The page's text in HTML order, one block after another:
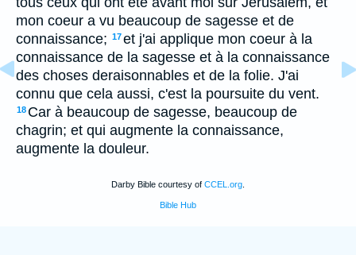
mon coeur a vu beaucoup de sagesse et de
connaissance; 17et j'ai applique mon coeur à la
connaissance de la sagesse et à la connaissance
des choses deraisonnables et de la folie. J'ai
connu que cela aussi, c'est la poursuite du vent.
18 Car à beaucoup de sagesse, beaucoup de
chagrin; et qui augmente la connaissance,
augmente la douleur.
Darby Bible courtesy of CCEL.org
Bible Hub